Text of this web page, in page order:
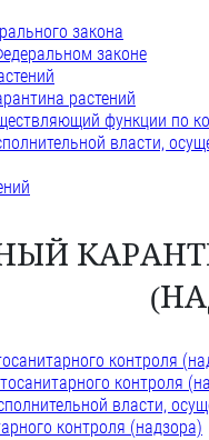
закона
законе
растений
функции по
власти,
контроля
контроля
власти,
контроля (надзора)